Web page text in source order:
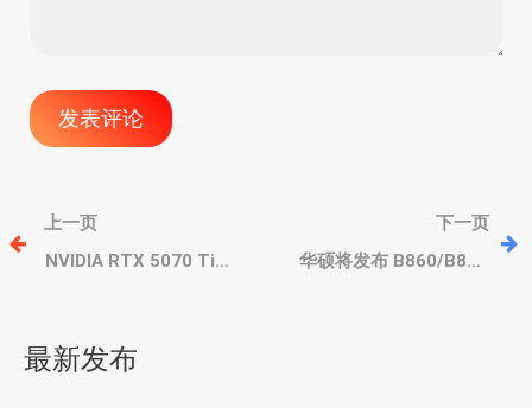
文
章
航
上一页
NVIDIA RTX 5070 Ti
下一页
华硕将发布 B860/B850
最新发布